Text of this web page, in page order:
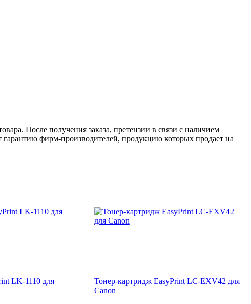
После получения заказа, претензии в связи с наличием
фирм-производителей, продукцию которых продает на
LK-1110 для
Тонер-картридж EasyPrint LC-EXV42 для
Canon